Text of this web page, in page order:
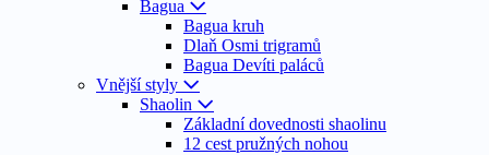
Bagua
Bagua kruh
Dlaň Osmi trigramů
Bagua Devíti paláců
Vnější styly
Shaolin
Základní dovednosti shaolinu
12 cest pružných nohou